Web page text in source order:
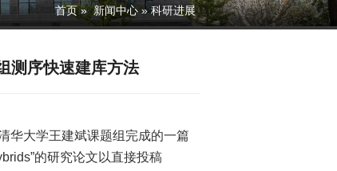
首页 » 新闻中心 » 科研进展
测序快速建库方法
大学王建斌课题组完成的一篇
的研究论文以直接投稿